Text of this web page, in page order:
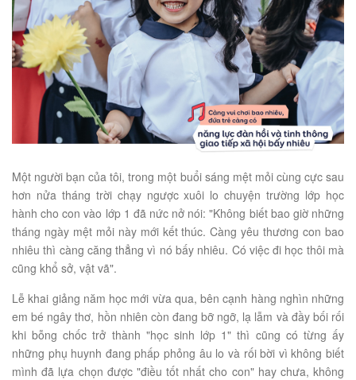
Một người bạn của tôi, trong một buổi sáng mệt mỏi cùng cực sau
hơn nửa tháng trời chạy ngược xuôi lo chuyện trường lớp học
hành cho con vào lớp 1 đã nức nở nói: "Không biết bao giờ những
tháng ngày mệt mỏi này mới kết thúc. Càng yêu thương con bao
nhiêu thì càng căng thẳng vì nó bấy nhiêu. Có việc đi học thôi mà
cũng khổ sở, vật vã".
Lễ khai giảng năm học mới vừa qua, bên cạnh hàng nghìn những
em bé ngây thơ, hồn nhiên còn đang bỡ ngỡ, lạ lẫm và đầy bối rối
khi bỗng chốc trở thành "học sinh lớp 1" thì cũng có từng ấy
những phụ huynh đang phấp phỏng âu lo và rối bời vì không biết
mình đã lựa chọn được "điều tốt nhất cho con" hay chưa, không